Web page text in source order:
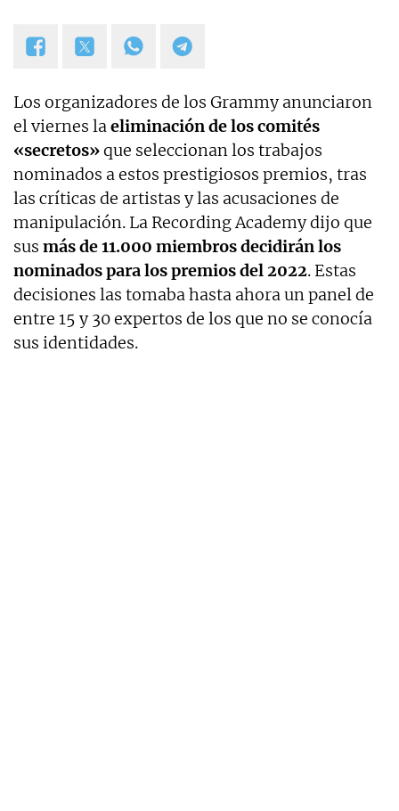
Los organizadores de los Grammy anunciaron
el viernes laeliminación de los comités
«secretos»que seleccionan los trabajos
nominados a estos prestigiosos premios, tras
las críticas de artistas y las acusaciones de
manipulación. La Recording Academy dijo que
sus más de 11.000 miembros decidirán los
nominados para los premios del 2022. Estas
decisiones las tomaba hasta ahora un panel de
entre 15 y 30 expertos de los que no se conocía
sus identidades.